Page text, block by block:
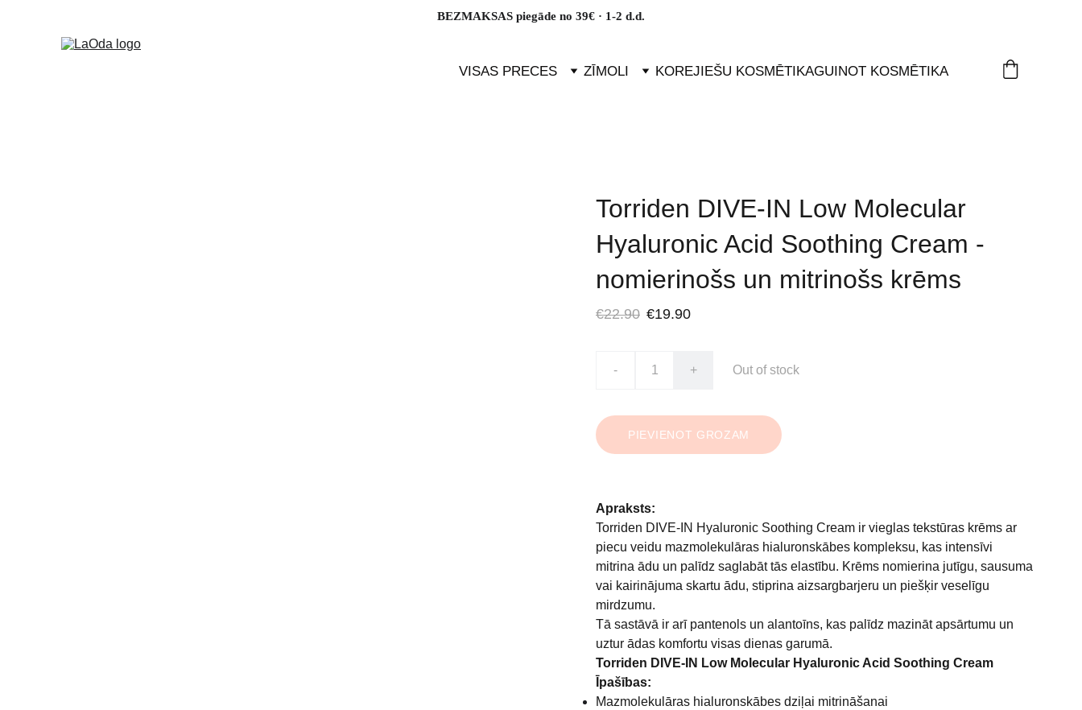
BEZMAKSAS piegāde no 39€ · 1-2 d.d.
VISAS PRECES ZĪMOLI KOREJIEŠU KOSMĒTIKAGUINOT KOSMĒTIKA
Torriden DIVE-IN Low Molecular
Hyaluronic Acid Soothing Cream -
nomierinošs un mitrinošs krēms
€22.90 €19.90
- + Out of stock
PIEVIENOT GROZAM
Apraksts:
Torriden DIVE-IN Hyaluronic Soothing Cream ir vieglas tekstūras krēms ar
piecu veidu mazmolekulāras hialuronskābes kompleksu, kas intensīvi
mitrina ādu un palīdz saglabāt tās elastību. Krēms nomierina jutīgu, sausuma
vai kairinājuma skartu ādu, stiprina aizsargbarjeru un piešķir veselīgu
mirdzumu.
Tā sastāvā ir arī pantenols un alantoīns, kas palīdz mazināt apsārtumu un
uztur ādas komfortu visas dienas garumā.
Torriden DIVE-IN Low Molecular Hyaluronic Acid Soothing Cream
Īpašības:
Mazmolekulāras hialuronskābes dziļai mitrināšanai